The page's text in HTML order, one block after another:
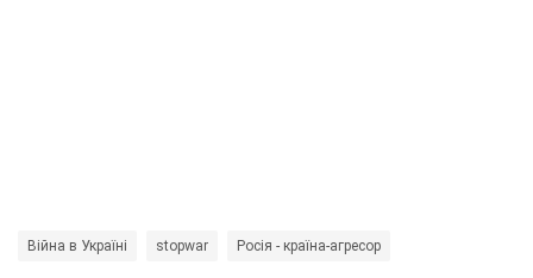
Війна в Україні stopwar Росія - країна-агресор